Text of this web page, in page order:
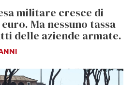
militare cresce di
Ma nessuno tassa
delle aziende armate.